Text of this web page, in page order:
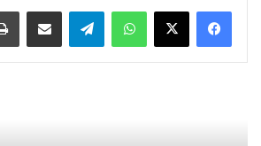
واتساب تيلقرام مشاركة عبر البريد